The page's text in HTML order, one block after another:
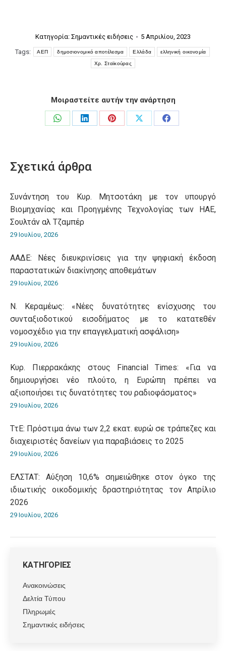
Κατηγορία: Σημαντικές ειδήσεις
5 Απριλίου, 2023
Tags:
ΑΕΠ δημοσιονομικό αποτέλεσμα Ελλάδα ελληνική οικονομία
Χρ. Σταϊκούρας
Μοιραστείτε αυτήν την ανάρτηση
Share
Share
Share
Share
Share
Σχετικά άρθρα
Συνάντηση του Κυρ. Μητσοτάκη με τον υπουργό
Βιομηχανίας και Προηγμένης Τεχνολογίας των ΗΑΕ,
Σουλτάν αλ Τζαμπέρ
29 Ιουλίου, 2026
ΑΑΔΕ: Νέες διευκρινίσεις για την ψηφιακή έκδοση
παραστατικών διακίνησης αποθεμάτων
29 Ιουλίου, 2026
Ν. Κεραμέως: «Νέες δυνατότητες ενίσχυσης του
συνταξιοδοτικού εισοδήματος με το κατατεθέν
νομοσχέδιο για την επαγγελματική ασφάλιση»
29 Ιουλίου, 2026
Κυρ. Πιερρακάκης στους Financial Times: «Για να
δημιουργήσει νέο πλούτο, η Ευρώπη πρέπει να
αξιοποιήσει τις δυνατότητες του ραδιοφάσματος»
29 Ιουλίου, 2026
ΤτΕ: Πρόστιμα άνω των 2,2 εκατ. ευρώ σε τράπεζες και
διαχειριστές δανείων για παραβιάσεις το 2025
29 Ιουλίου, 2026
ΕΛΣΤΑΤ: Αύξηση 10,6% σημειώθηκε στον όγκο της
ιδιωτικής οικοδομικής δραστηριότητας τον Απρίλιο
2026
29 Ιουλίου, 2026
ΚΑΤΗΓΟΡΙΕΣ
Ανακοινώσεις
Δελτία Τύπου
Πληρωμές
Σημαντικές ειδήσεις